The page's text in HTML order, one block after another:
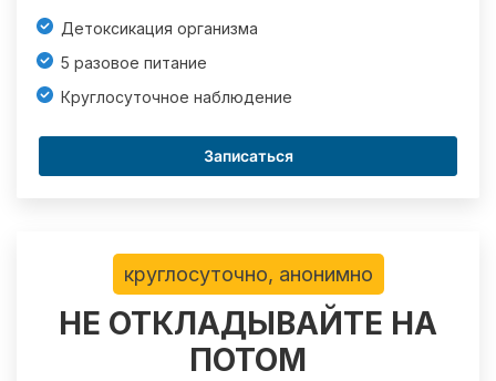
Детоксикация организма
5 разовое питание
Круглосуточное наблюдение
Записаться
круглосуточно, анонимно
НЕ ОТКЛАДЫВАЙТЕ НА
ПОТОМ